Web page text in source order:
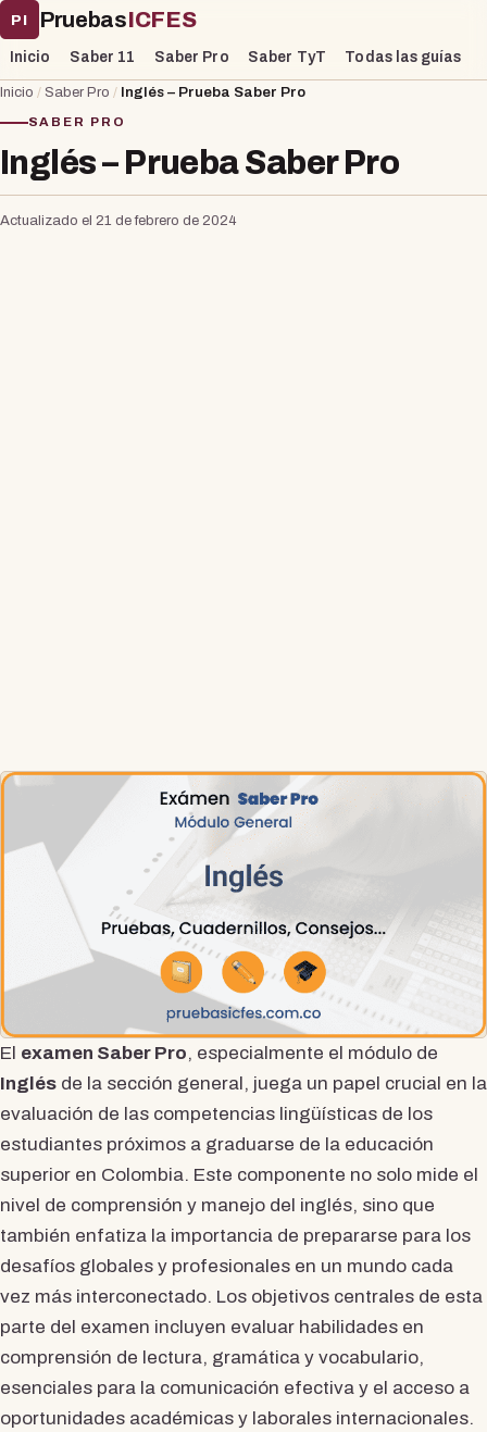
PI PruebasICFES
Inicio Saber 11 Saber Pro Saber TyT Todas las guías
Inicio / Saber Pro / Inglés – Prueba Saber Pro
SABER PRO
Inglés – Prueba Saber Pro
Actualizado el 21 de febrero de 2024
El examen Saber Pro, especialmente el módulo de
Inglés de la sección general, juega un papel crucial en la
evaluación de las competencias lingüísticas de los
estudiantes próximos a graduarse de la educación
superior en Colombia. Este componente no solo mide el
nivel de comprensión y manejo del inglés, sino que
también enfatiza la importancia de prepararse para los
desafíos globales y profesionales en un mundo cada
vez más interconectado. Los objetivos centrales de esta
parte del examen incluyen evaluar habilidades en
comprensión de lectura, gramática y vocabulario,
esenciales para la comunicación efectiva y el acceso a
oportunidades académicas y laborales internacionales.